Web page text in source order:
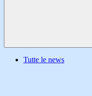
Tutte le news